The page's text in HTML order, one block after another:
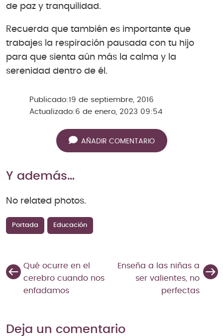
de paz y tranquilidad.
Recuerda que también es importante que
trabajes la respiración pausada con tu hijo
para que sienta aún más la calma y la
serenidad dentro de él.
Publicado:19 de septiembre, 2016
Actualizado: 6 de enero, 2023 09:54
AÑADIR COMENTARIO
Y además…
No related photos.
Portada Educación
Qué ocurre en el
cerebro cuando nos
enfadamos
Enseña a las niñas a
ser valientes, no
perfectas
Deja un comentario